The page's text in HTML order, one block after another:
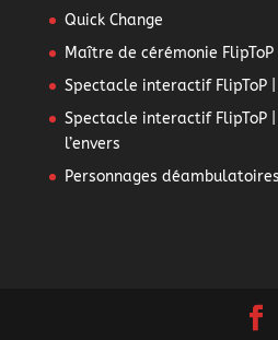
Quick Change
Maître de cérémonie FlipToP
Spectacle interactif FlipToP |
Spectacle interactif FlipToP
l’envers
Personnages déambulatoires